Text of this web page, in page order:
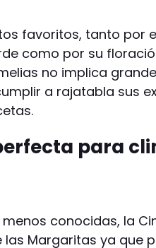
favoritos, tanto por
como por su
no implica
a rajatabla sus
para
conocidas, la
Margaritas ya que